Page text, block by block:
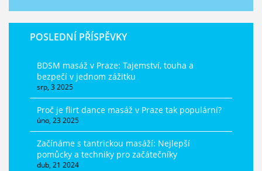
POSLEDNÍ PŘÍSPĚVKY
BDSM masáž v Praze: Tajemství, touha a
bezpečí v jednom zážitku
srp, 3 2025
Proč je flirt dance masáž v Praze tak populární?
úno, 23 2025
Začínáme s tantrickou masáží: Nejlepší
pomůcky a techniky pro začátečníky
dub, 21 2024